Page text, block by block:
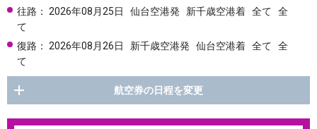
往路： 2026年08月25日 仙台空港発 新千歳空港着 全て
全
て
復路： 2026年08月26日 新千歳空港発 仙台空港着 全て
全
て
航空券の日程を変更